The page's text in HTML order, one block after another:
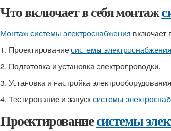
Что включает в себя монтаж
Монтаж системы электроснабжения включает
1. Проектированиесистемы электроснабжения
2. Подготовка и установка электропроводки.
3. Установка и настройка
4. Тестирование и запусксистемы
Проектированиесистемы